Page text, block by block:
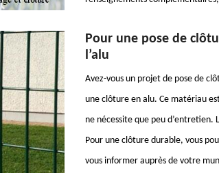
Pour une pose de
l’alu
Avez-vous un projet de pose de
une clôture en alu. Ce matériau
ne nécessite que peu d’entretien.
Pour une clôture durable, vous
vous informer auprès de votre